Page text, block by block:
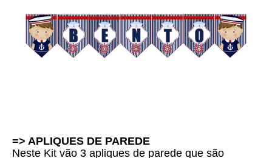
=> APLIQUES DE PAREDE
Neste Kit vão 3 apliques de parede que são